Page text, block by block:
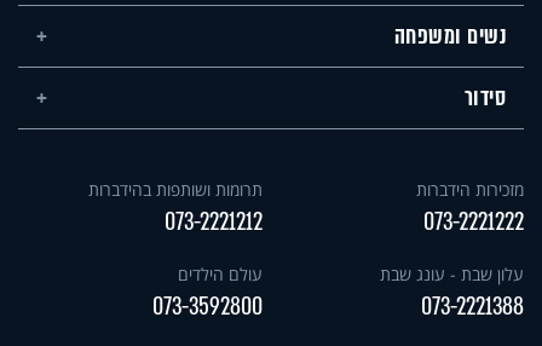
נשים ומשפחה
סידור
מזכירות הידברות
073-2221222
תרומות ושותפות בהידברות
073-2221212
עלון שבת - עונג שבת
073-2221388
עולם הילדים
073-3592800